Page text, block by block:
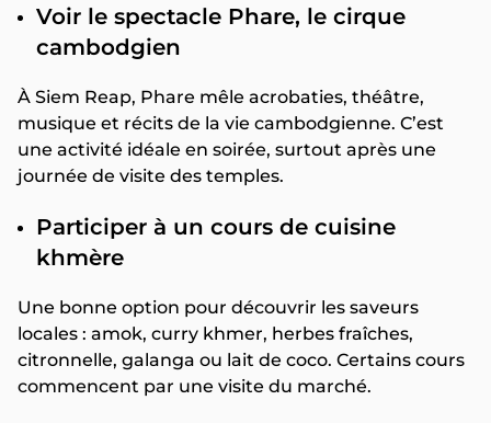
Voir le spectacle Phare, le cirque
cambodgien
À Siem Reap, Phare mêle acrobaties, théâtre,
musique et récits de la vie cambodgienne. C’est
une activité idéale en soirée, surtout après une
journée de visite des temples.
Participer à un cours de cuisine
khmère
Une bonne option pour découvrir les saveurs
locales : amok, curry khmer, herbes fraîches,
citronnelle, galanga ou lait de coco. Certains cours
commencent par une visite du marché.